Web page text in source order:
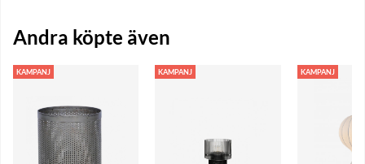
Andra köpte även
KAMPANJ KAMPANJ KAMPANJ